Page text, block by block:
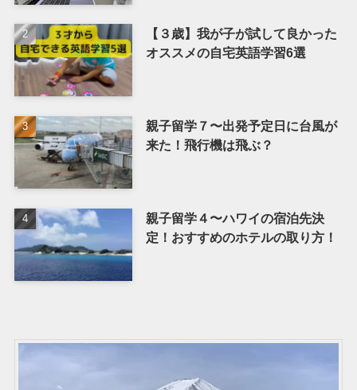
【３歳】我が子が試して良かった
オススメの自宅英語学習6選
親子留学７〜出発予定日に台風が
来た！飛行機は飛ぶ？
親子留学４〜ハワイの宿泊先決
定！おすすめのホテルの取り方！